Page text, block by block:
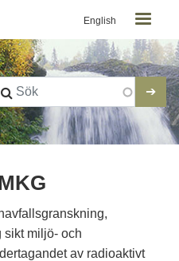
Kontaktmeny
English
sikt miljö- och
av radioaktivt